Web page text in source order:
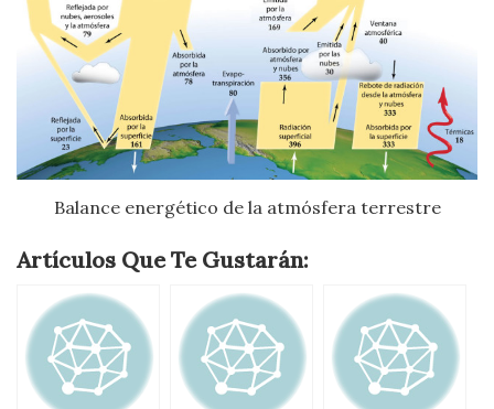
Balance energético de la atmósfera terrestre
Artículos Que Te Gustarán: